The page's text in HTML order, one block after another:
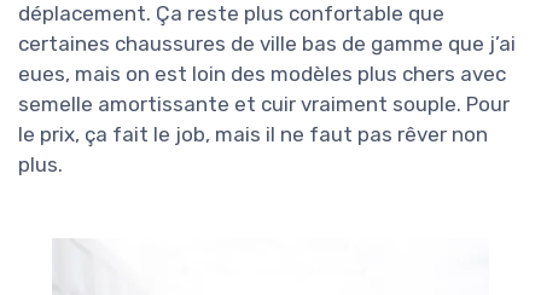
déplacement. Ça reste plus confortable que
certaines chaussures de ville bas de gamme que j’ai
eues, mais on est loin des modèles plus chers avec
semelle amortissante et cuir vraiment souple. Pour
le prix, ça fait le job, mais il ne faut pas rêver non
plus.